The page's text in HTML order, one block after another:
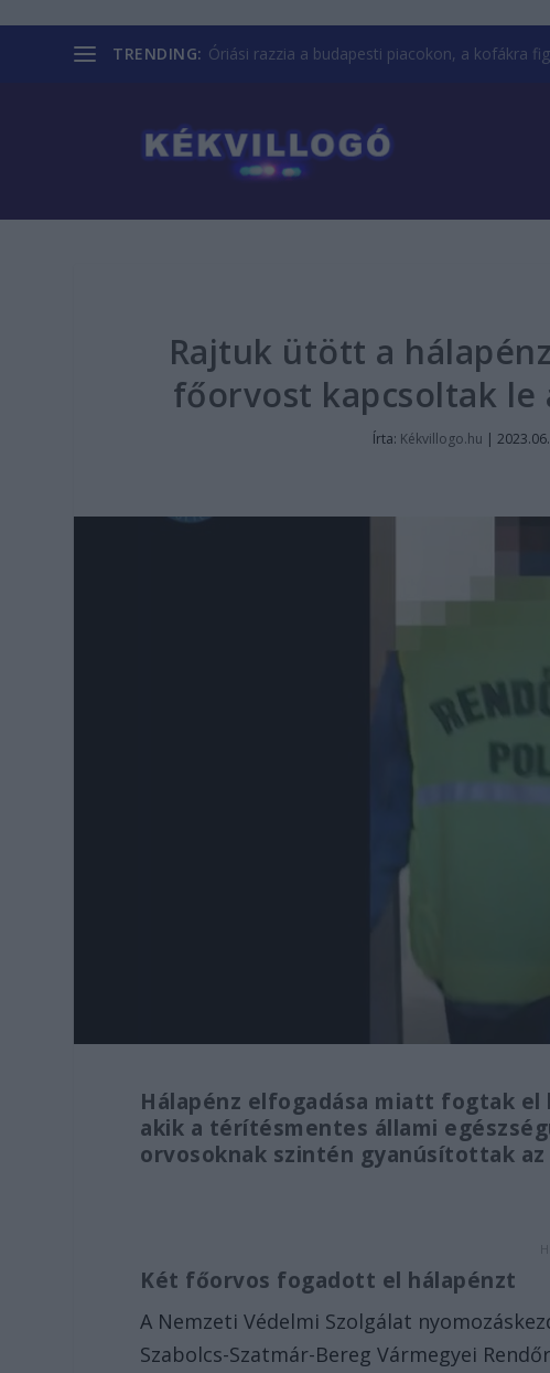
TRENDING: Óriási razzia a budapesti piacokon, a kofákra
Rajtuk ütött a
főorvost kapcsoltak le
Írta: Kékvillogo.hu |
Hálapénz elfogadása miatt fogtak
akik a térítésmentes állami
orvosoknak szintén gyanúsítottak az
Két főorvos fogadott el hálapénzt
A Nemzeti Védelmi Szolgálat
Szabolcs-Szatmár-Bereg Vármegyei